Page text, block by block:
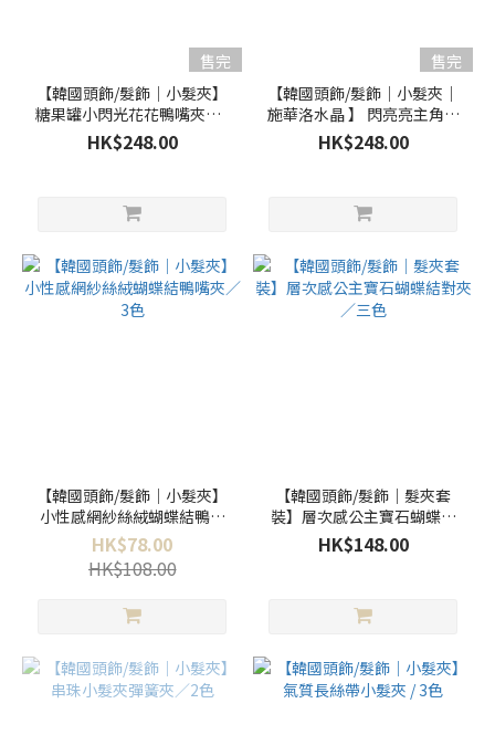
售完
【韓國頭飾/髮飾｜小髮夾】
糖果罐小閃光花花鴨嘴夾／3
色
HK$248.00
售完
【韓國頭飾/髮飾｜小髮夾｜
施華洛水晶 】 閃亮亮主角光
環寶石鴨嘴夾／4色
HK$248.00
【韓國頭飾/髮飾｜小髮夾】
小性感網紗絲絨蝴蝶結鴨嘴
夾／3色
HK$78.00
HK$108.00
【韓國頭飾/髮飾｜髮夾套
裝】層次感公主寶石蝴蝶結
對夾 ／三色
HK$148.00